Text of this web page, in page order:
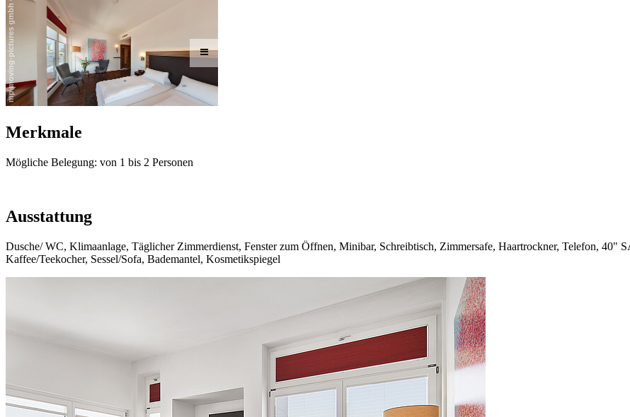
Merkmale
Mögliche Belegung: von 1 bis 2 Personen
Ausstattung
Dusche/ WC, Klimaanlage, Täglicher Zimmerdienst, Fenster zum Öffnen, Minibar, Schreibtisch, Zimmersafe, Haartrockner, Telefon,
Kaffee/Teekocher, Sessel/Sofa, Bademantel, Kosmetikspiegel